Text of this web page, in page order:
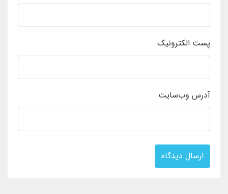
پست الکترونیک
آدرس وب‌سایت
ارسال دیدگاه